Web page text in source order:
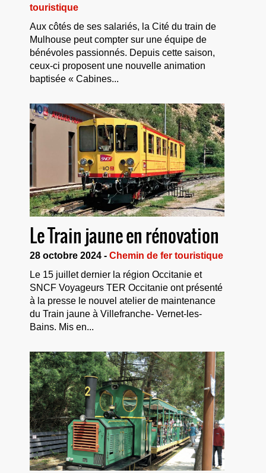
touristique
Aux côtés de ses salariés, la Cité du train de
Mulhouse peut compter sur une équipe de
bénévoles passionnés. Depuis cette saison,
ceux-ci proposent une nouvelle animation
baptisée « Cabines...
Le Train jaune en rénovation
28 octobre 2024 - Chemin de fer touristique
Le 15 juillet dernier la région Occitanie et
SNCF Voyageurs TER Occitanie ont présenté
à la presse le nouvel atelier de maintenance
du Train jaune à Villefranche- Vernet-les-
Bains. Mis en...